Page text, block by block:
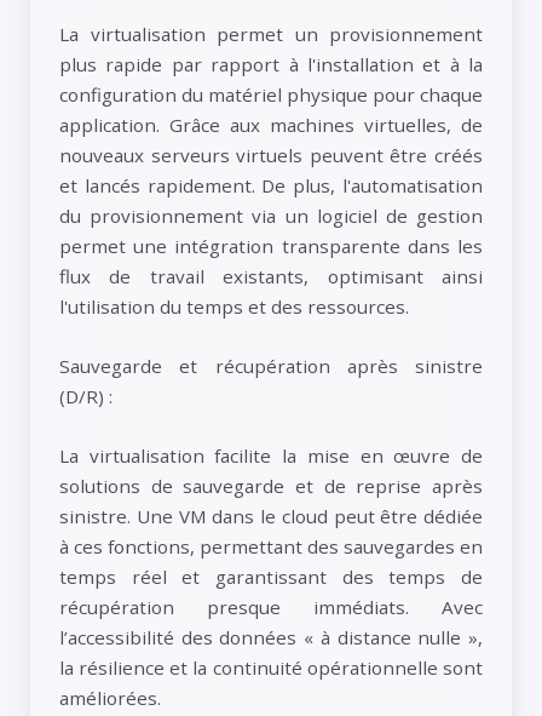
La virtualisation permet un provisionnement
plus rapide par rapport à l'installation et à la
configuration du matériel physique pour chaque
application. Grâce aux machines virtuelles, de
nouveaux serveurs virtuels peuvent être créés
et lancés rapidement. De plus, l'automatisation
du provisionnement via un logiciel de gestion
permet une intégration transparente dans les
flux de travail existants, optimisant ainsi
l'utilisation du temps et des ressources.
Sauvegarde et récupération après sinistre
(D/R) :
La virtualisation facilite la mise en œuvre de
solutions de sauvegarde et de reprise après
sinistre. Une VM dans le cloud peut être dédiée
à ces fonctions, permettant des sauvegardes en
temps réel et garantissant des temps de
récupération presque immédiats. Avec
l’accessibilité des données « à distance nulle »,
la résilience et la continuité opérationnelle sont
améliorées.